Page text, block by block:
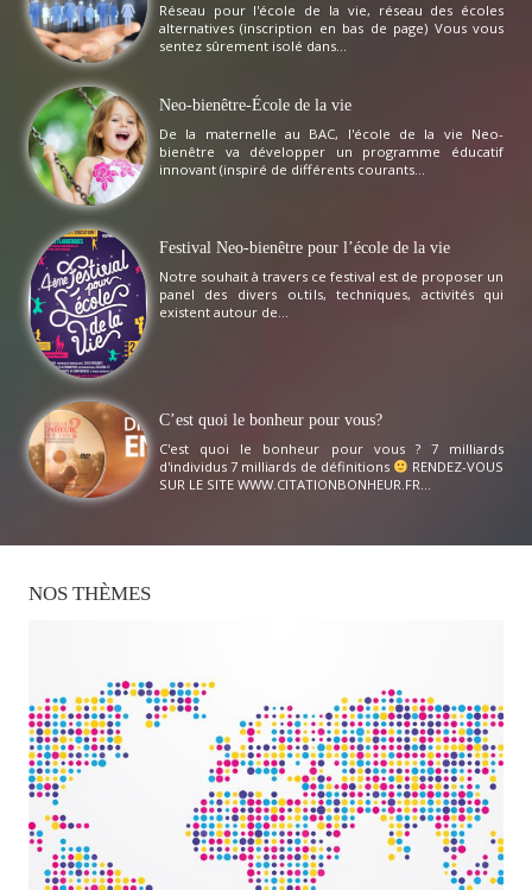
Réseau pour l'école de la vie, réseau des écoles
alternatives (inscription en bas de page) Vous vous
sentez sûrement isolé dans...
Neo-bienêtre-École de la vie
De la maternelle au BAC, l'école de la vie Neo-
bienêtre va développer un programme éducatif
innovant (inspiré de différents courants...
Festival Neo-bienêtre pour l’école de la vie
Notre souhait à travers ce festival est de proposer un
panel des divers outils, techniques, activités qui
existent autour de...
C’est quoi le bonheur pour vous?
C'est quoi le bonheur pour vous ? 7 milliards
d'individus 7 milliards de définitions
RENDEZ-VOUS
SUR LE SITE WWW.CITATIONBONHEUR.FR...
NOS THÈMES